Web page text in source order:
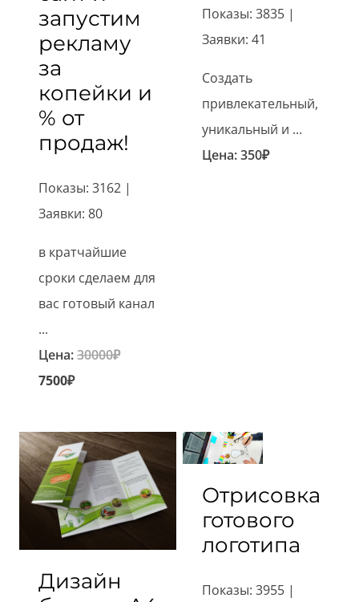
запустим
рекламу
за
копейки и
% от
продаж!
Показы: 3162 |
Заявки: 80
в кратчайшие
сроки сделаем для
вас готовый канал
...
Цена:30000₽Первоначальная
30000₽.
7500₽Текущая
7500₽.
Показы: 3835 |
Заявки: 41
Создать
привлекательный,
уникальный и ...
Цена:350₽
Дизайн
Отрисовка
готового
логотипа
Показы: 3955 |